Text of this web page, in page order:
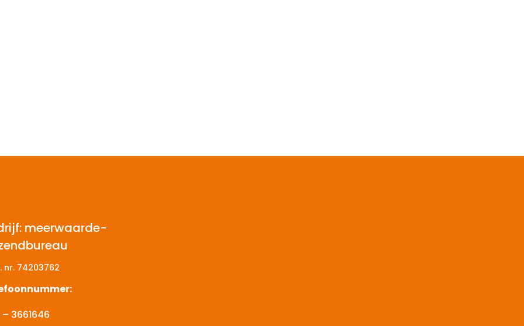
meerwaarde-
nr.74203762
3661646